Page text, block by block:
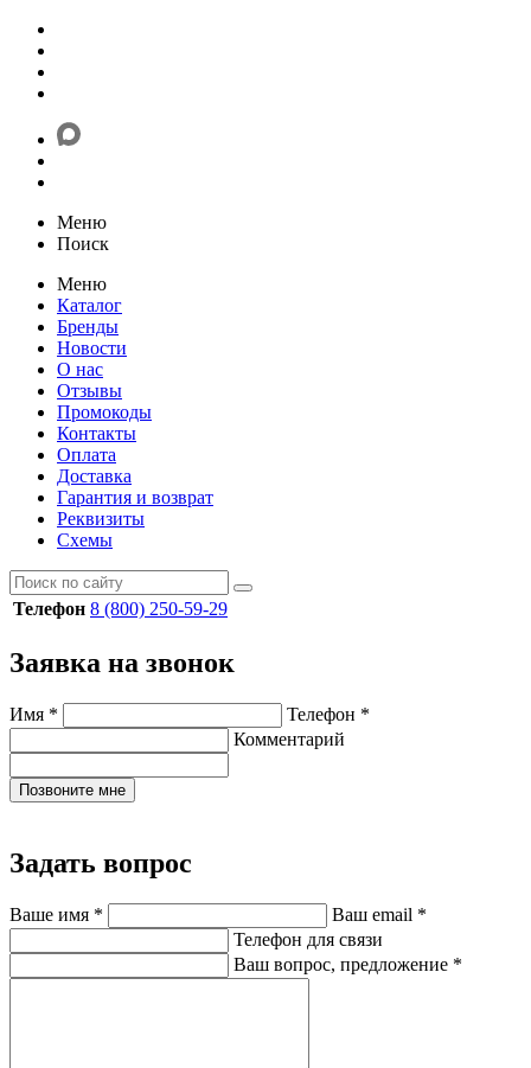
Меню
Поиск
Меню
Каталог
Бренды
Новости
О нас
Отзывы
Промокоды
Контакты
Оплата
Доставка
Гарантия и возврат
Реквизиты
Схемы
Телефон 8 (800) 250-59-29
Заявка на звонок
Имя * Телефон *
Комментарий
Позвоните мне
Задать вопрос
Ваше имя * Ваш email *
Телефон для связи
Ваш вопрос, предложение *